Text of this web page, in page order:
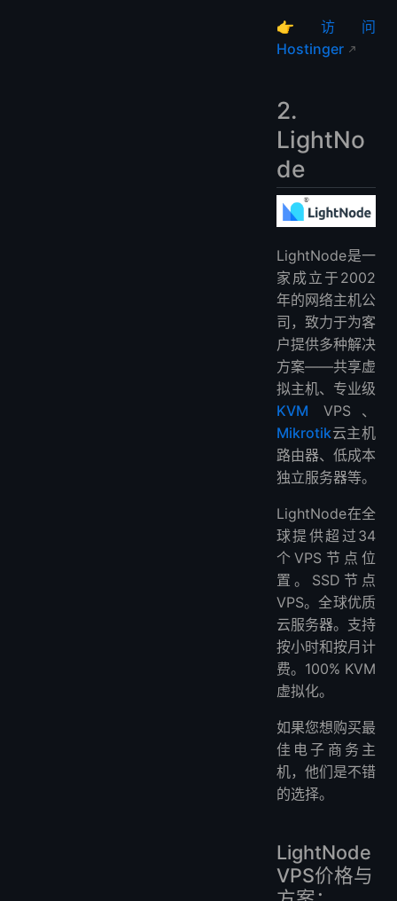
👉 访问
Hostinger
2.
LightNo
de
LightNode是一
家成立于2002
年的网络主机公
司，致力于为客
户提供多种解决
方案——共享虚
拟主机、专业级
KVM VPS、
Mikrotik云主机
路由器、低成本
独立服务器等。
LightNode在全
球提供超过34
个VPS节点位
置。SSD节点
VPS。全球优质
云服务器。支持
按小时和按月计
费。100% KVM
虚拟化。
如果您想购买最
佳电子商务主
机，他们是不错
的选择。
LightNode
VPS价格与